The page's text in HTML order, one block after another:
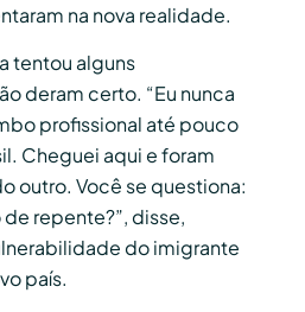
na nova realidade.
tentou alguns
deram certo. “Eu nunca
profissional até pouco
Cheguei aqui e foram
outro. Você se questiona:
repente?”, disse,
do imigrante
país.